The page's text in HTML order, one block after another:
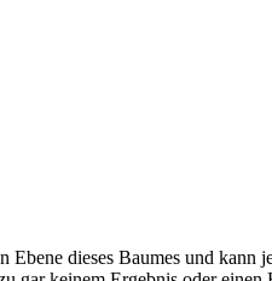
dieses Baumes und kann